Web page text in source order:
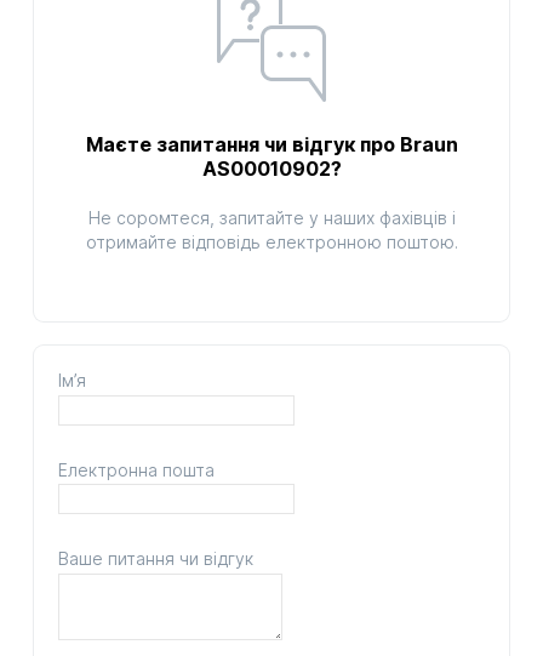
Маєте запитання чи відгук про Braun
AS00010902?
Не соромтеся, запитайте у наших фахівців і
отримайте відповідь електронною поштою.
Ім’я
Електронна пошта
Ваше питання чи відгук